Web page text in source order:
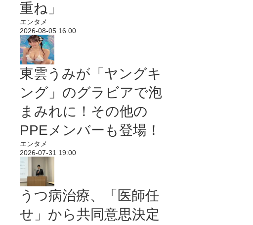
重ね」
エンタメ
2026-08-05 16:00
東雲うみが「ヤングキ
ング」のグラビアで泡
まみれに！その他の
PPEメンバーも登場！
エンタメ
2026-07-31 19:00
うつ病治療、「医師任
せ」から共同意思決定